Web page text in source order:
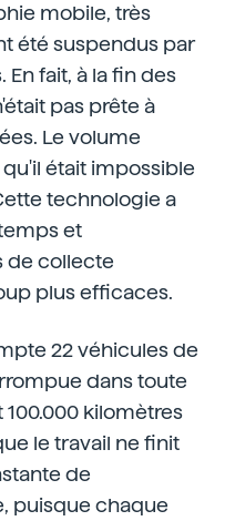
mobile, très
été suspendus par
fait, à la fin des
pas prête à
Le volume
était impossible
technologie a
et
de collecte
plus efficaces.
22 véhicules de
dans toute
kilomètres
le travail ne finit
de
puisque chaque